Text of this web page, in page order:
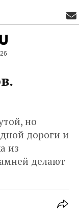
но
дороги и
из
делают